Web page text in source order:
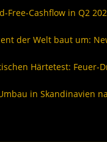
Free-Cashflow in Q2
der Welt baut um:
Härtetest: Feuer-
in Skandinavien